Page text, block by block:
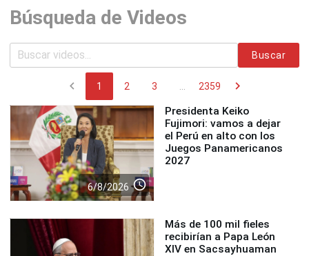
Búsqueda de Videos
Buscar
chevron_left 1 2 3 2359 chevron_right
6/8/2026 access_time
Presidenta Keiko
Fujimori: vamos a dejar
el Perú en alto con los
Juegos Panamericanos
2027
Más de 100 mil fieles
recibirían a Papa León
XIV en Sacsayhuaman